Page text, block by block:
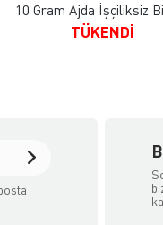
10 Gram Ajda İşçiliksiz
TÜKENDİ